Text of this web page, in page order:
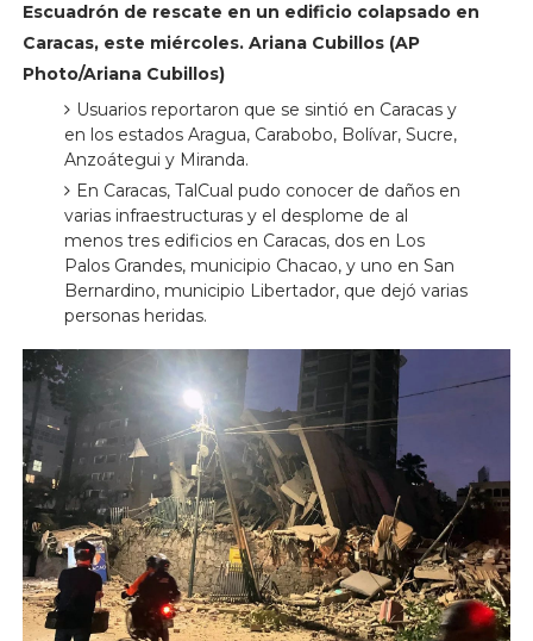
Escuadrón de rescate en un edificio colapsado en
Caracas, este miércoles. Ariana Cubillos (AP
Photo/Ariana Cubillos)
Usuarios reportaron que se sintió en Caracas y
en los estados Aragua, Carabobo, Bolívar, Sucre,
Anzoátegui y Miranda.
En Caracas, TalCual pudo conocer de daños en
varias infraestructuras y el desplome de al
menos tres edificios en Caracas, dos en Los
Palos Grandes, municipio Chacao, y uno en San
Bernardino, municipio Libertador, que dejó varias
personas heridas.